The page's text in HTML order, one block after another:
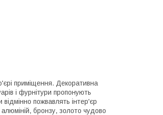
приміщення. Декоративна
і фурнітури пропонують
відмінно пожвавлять інтер'єр
алюміній, бронзу, золото чудово